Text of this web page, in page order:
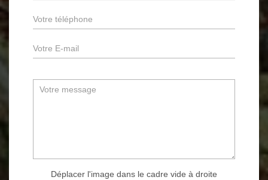
Déplacer l'image dans le cadre vide à droite